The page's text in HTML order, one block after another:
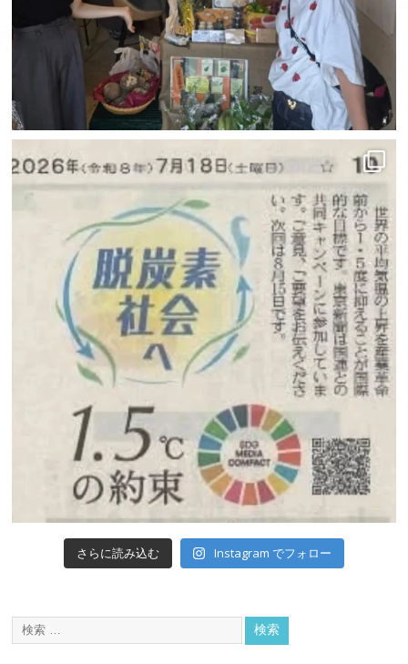
さらに読み込む Instagram でフォロー